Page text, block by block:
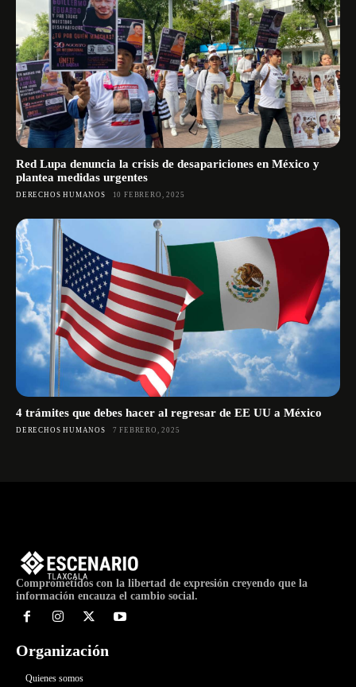
Red Lupa denuncia la crisis de desapariciones en México y
plantea medidas urgentes
DERECHOS HUMANOS 10 FEBRERO, 2025
4 trámites que debes hacer al regresar de EE UU a México
DERECHOS HUMANOS 7 FEBRERO, 2025
Comprometidos con la libertad de expresión creyendo que la
información encauza el cambio social.
Organización
Quienes somos